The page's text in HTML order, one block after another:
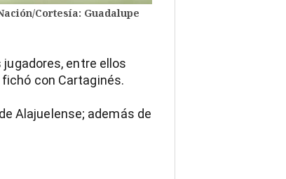
Cortesía: Guadalupe
entre ellos
con Cartaginés.
Alajuelense; además de